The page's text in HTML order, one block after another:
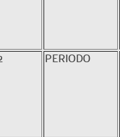
PERIODO